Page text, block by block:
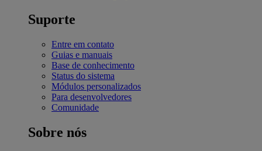
Suporte
Entre em contato
Guias e manuais
Base de conhecimento
Status do sistema
Módulos personalizados
Para desenvolvedores
Comunidade
Sobre nós